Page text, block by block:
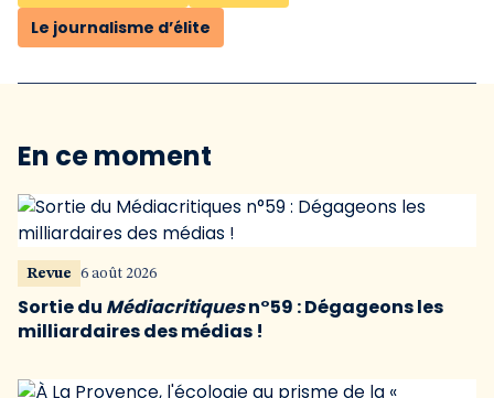
Le journalisme d’élite
En ce moment
Revue 6 août 2026
Sortie du Médiacritiquesn°59 : Dégageons les
milliardaires des médias !